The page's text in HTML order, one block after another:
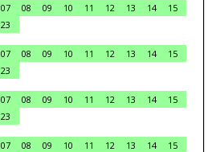
07 08 09 10 11 12 13 14
15
23
07 08 09 10 11 12 13 14
15
23
07 08 09 10 11 12 13 14
15
23
07 08 09 10 11 12 13 14
15